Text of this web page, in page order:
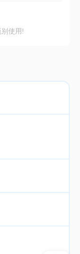
使用!